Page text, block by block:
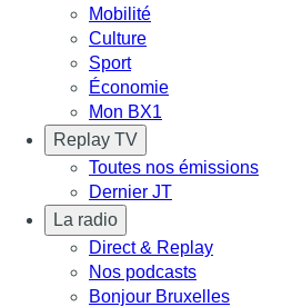
Mobilité
Culture
Sport
Économie
Mon BX1
Replay TV
Toutes nos émissions
Dernier JT
La radio
Direct & Replay
Nos podcasts
Bonjour Bruxelles